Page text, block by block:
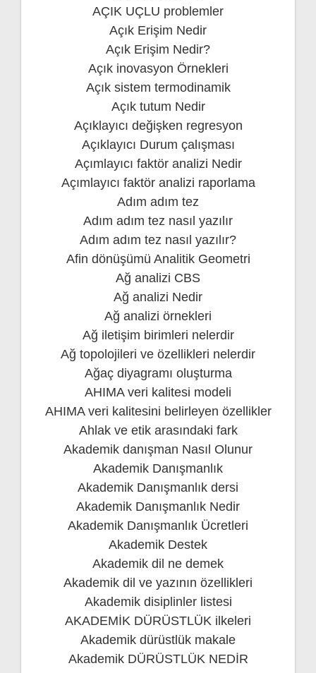
AÇIK UÇLU problemler
Açık Erişim Nedir
Açık Erişim Nedir?
Açık inovasyon Örnekleri
Açık sistem termodinamik
Açık tutum Nedir
Açıklayıcı değişken regresyon
Açıklayıcı Durum çalışması
Açımlayıcı faktör analizi Nedir
Açımlayıcı faktör analizi raporlama
Adım adım tez
Adım adım tez nasıl yazılır
Adım adım tez nasıl yazılır?
Afin dönüşümü Analitik Geometri
Ağ analizi CBS
Ağ analizi Nedir
Ağ analizi örnekleri
Ağ iletişim birimleri nelerdir
Ağ topolojileri ve özellikleri nelerdir
Ağaç diyagramı oluşturma
AHIMA veri kalitesi modeli
AHIMA veri kalitesini belirleyen özellikler
Ahlak ve etik arasındaki fark
Akademik danışman Nasıl Olunur
Akademik Danışmanlık
Akademik Danışmanlık dersi
Akademik Danışmanlık Nedir
Akademik Danışmanlık Ücretleri
Akademik Destek
Akademik dil ne demek
Akademik dil ve yazının özellikleri
Akademik disiplinler listesi
AKADEMİK DÜRÜSTLÜK ilkeleri
Akademik dürüstlük makale
Akademik DÜRÜSTLÜK NEDİR